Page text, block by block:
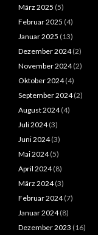
März 2025 (5)
Februar 2025 (4)
Januar 2025 (13)
Dezember 2024(2)
November 2024(2)
Oktober 2024(4)
September 2024(2)
August 2024(4)
Juli 2024(3)
Juni 2024(3)
Mai 2024(5)
April 2024(8)
März 2024(3)
Februar 2024(7)
Januar 2024(8)
Dezember 2023 (16)